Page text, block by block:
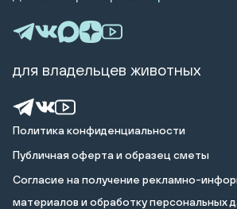
Политика конфиденциальности
Публичная оферта и образец сметы
Cогласие на получение рекламно-
материалов и обработку персональных
для владельцев животных